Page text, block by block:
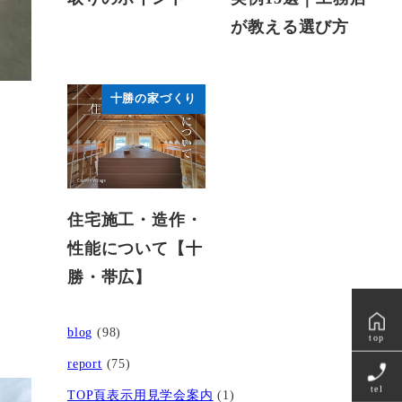
top
tel
が教える選び方
十勝の家づくり
住宅施工・造作・
性能について【十
勝・帯広】
blog (98)
report (75)
TOP頁表示用見学会案内 (1)